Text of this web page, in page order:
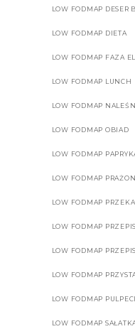
LOW FODMAP DESER
LOW FODMAP DIETA
LOW FODMAP FAZA
LOW FODMAP LUNCH
LOW FODMAP
LOW FODMAP OBIAD
LOW FODMAP
LOW FODMAP
LOW FODMAP
LOW FODMAP
LOW FODMAP
LOW FODMAP
LOW FODMAP
LOW FODMAP